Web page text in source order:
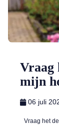
Vraag
mijn
06 juli
Vraag het